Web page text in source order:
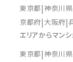
東京都 神奈川県
京都府 大阪府
エリアからマン
東京都 神奈川県